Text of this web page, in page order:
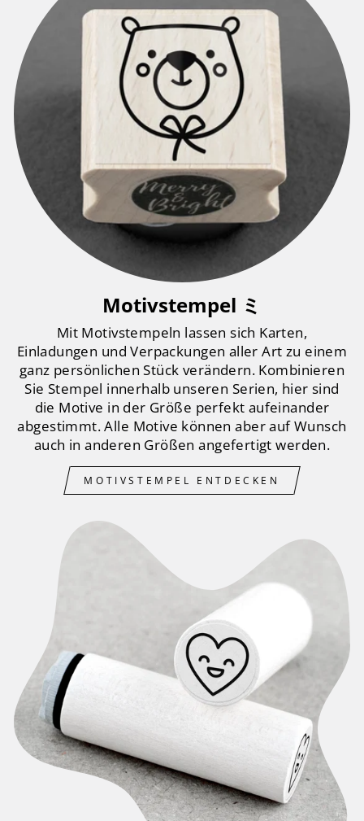
Motivstempel ミ
Mit Motivstempeln lassen sich Karten,
Einladungen und Verpackungen aller Art zu einem
ganz persönlichen Stück verändern. Kombinieren
Sie Stempel innerhalb unseren Serien, hier sind
die Motive in der Größe perfekt aufeinander
abgestimmt. Alle Motive können aber auf Wunsch
auch in anderen Größen angefertigt werden.
MOTIVSTEMPEL ENTDECKEN